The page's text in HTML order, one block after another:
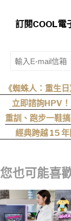
訂閱COOL電
《蜘蛛人：重生
戰」，湯姆點名
立即諮詢HPV
重訓、跑步一鞋
經典跨越 15
您也可能喜